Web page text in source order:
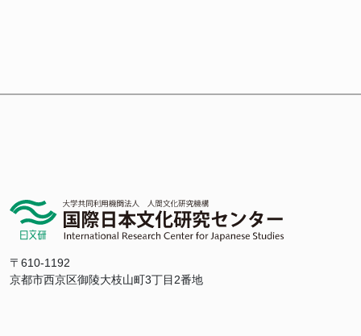
〒610-1192
京都市西京区御陵大枝山町3丁目2番地